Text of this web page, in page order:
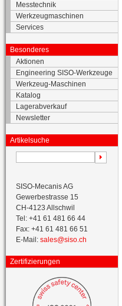
Messtechnik
Werkzeugmaschinen
Services
Besonderes
Aktionen
Engineering SISO-Werkzeuge
Werkzeug-Maschinen
Katalog
Lagerabverkauf
Newsletter
Artikelsuche
SISO-Mecanis AG
Gewerbestrasse 15
CH-4123 Allschwil
Tel: +41 61 481 66 44
Fax: +41 61 481 66 51
E-Mail: sales@siso.ch
Zertifizierungen